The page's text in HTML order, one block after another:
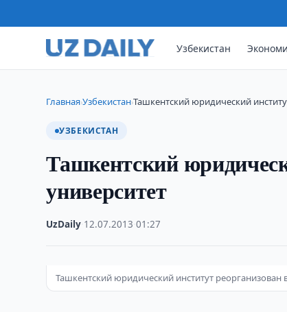
Узбекистан
Главная›Узбекистан›Ташкентский юридический
УЗБЕКИСТАН
Ташкентский
университет
UzDaily 12.07.2013 ·01:27
Ташкентский юридический институт реорганизован